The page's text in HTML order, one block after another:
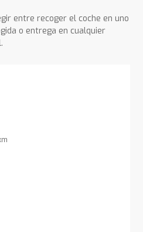
entre recoger el coche en uno
o entrega en cualquier